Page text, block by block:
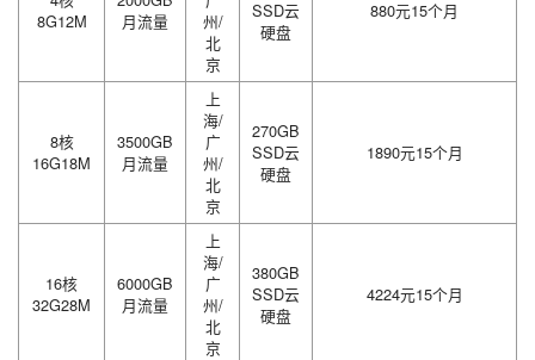
8G12M
月流量
州/
北
京
SSD云
硬盘
880元15个月
8核
16G18M
3500GB
月流量
上
海/
广
州/
北
京
270GB
SSD云
硬盘
1890元15个月
16核
32G28M
6000GB
月流量
上
海/
广
州/
北
京
380GB
SSD云
硬盘
4224元15个月